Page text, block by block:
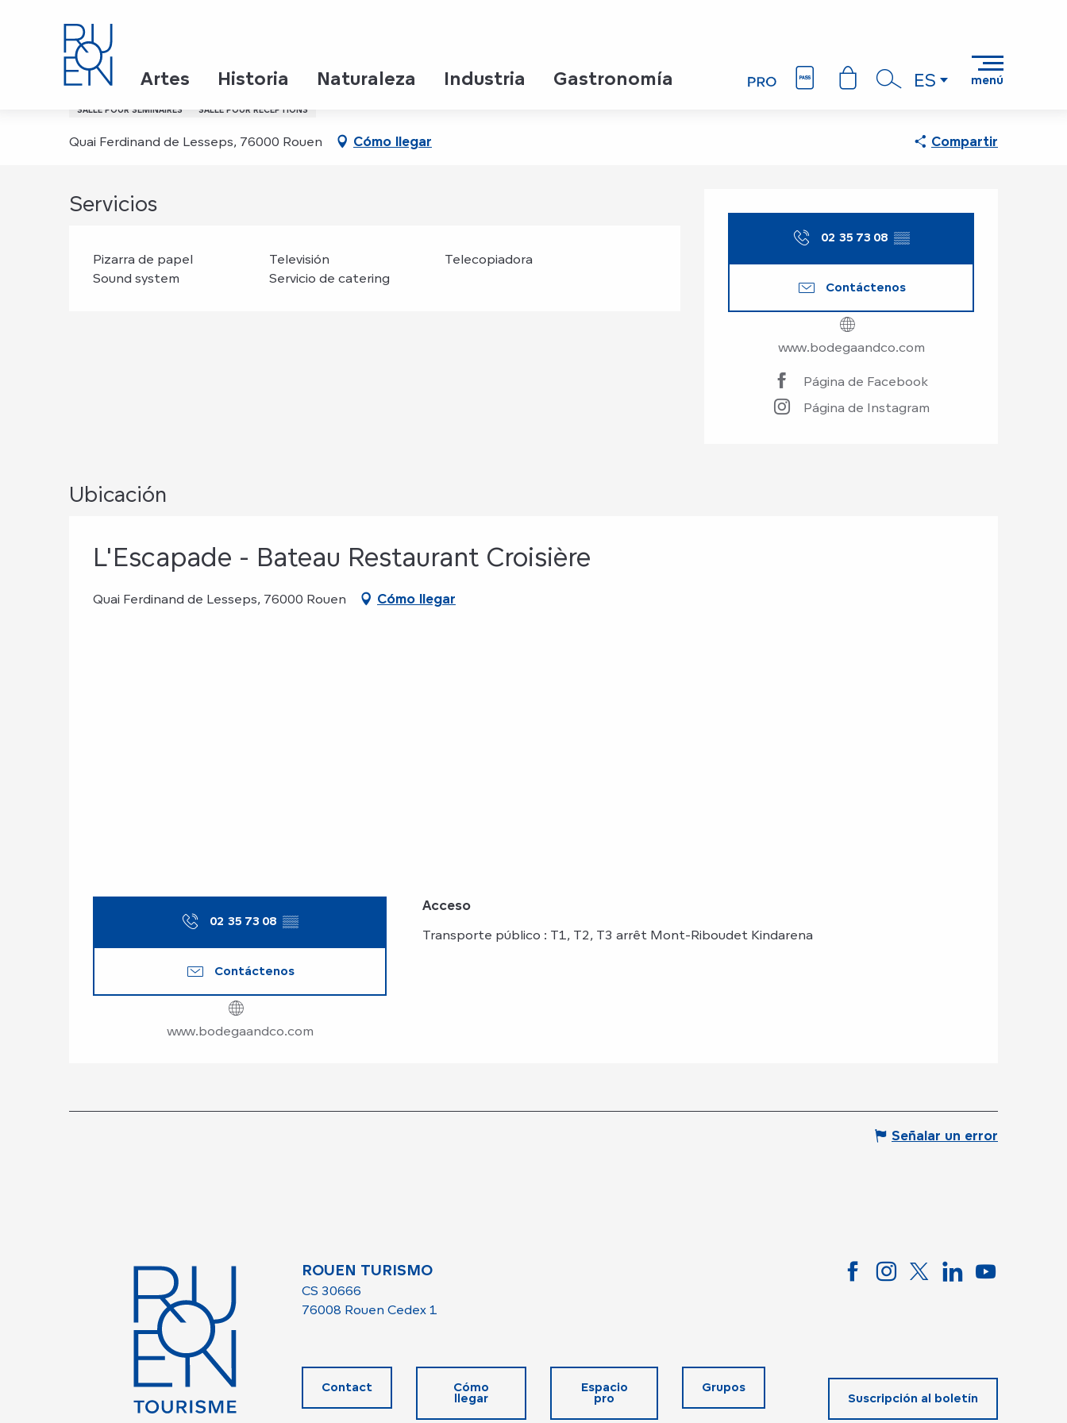
ES menú
Artes Historia Naturaleza Industria Gastronomía
L'Escapade - Bateau Restaurant Croisière
SALLE POUR SÉMINAIRES SALLE POUR RÉCEPTIONS
Quai Ferdinand de Lesseps, 76000 Rouen Cómo llegar Compartir
Horarios y datos
02 35 73 08 ▒▒
Contáctenos
www.bodegaandco.com
Página de Facebook
Página de Instagram
Servicios
Pizarra de papel Televisión
Telecopiadora
Sound system
Servicio de catering
Ubicación
L'Escapade - Bateau Restaurant Croisière
Quai Ferdinand de Lesseps, 76000 Rouen Cómo llegar
02 35 73 08 ▒▒
Contáctenos
www.bodegaandco.com
Acceso
Acceso
Transporte público : T1, T2, T3 arrêt Mont-Riboudet Kindarena
Señalar un error
ROUEN TURISMO
CS 30666
76008 Rouen Cedex 1
Contact Cómo
llegar
Espacio
pro
Grupos
Suscripción al boletín